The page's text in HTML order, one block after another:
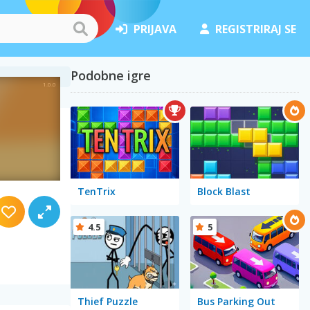
PRIJAVA REGISTRIRAJ SE
Podobne igre
TenTrix Block Blast
Thief Puzzle
4.5
Bus Parking Out
5